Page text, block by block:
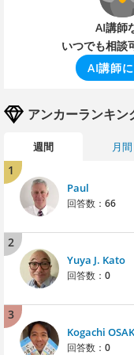
AI講師
いつでも相談
AI講師に
アンカーランキン
週間 月間
1
Paul
回答数： 66
2
Yuya J. Kato
回答数： 0
3
Kogachi
回答数： 0